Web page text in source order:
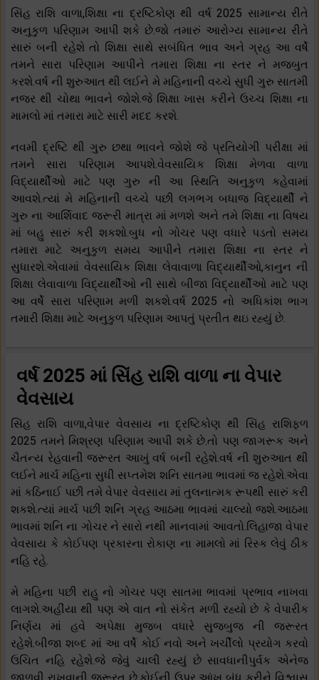
સિંહ રાશિ વાળા,શિક્ષા ના દ્રષ્ટિકોણ થી વર્ષ 2025 સામાન્ય રીતે
અનુકુળ પરિણામ આપી શકે છે.જો તમારું આરોગ્ય સામાન્ય રીતે
સારું બની રહેશે તો શિક્ષા સાથે સબંધિત ભાવ અને ગ્રહ આ વર્ષે
તમને સારા પરિણામ આપીને તમારા શિક્ષા ના સ્તર ને મજબુત
કરશે.વર્ષ ની શુરુઆત થી લઈને મે મહિનાની વચ્ચે સુધી ગુરુ સાતમી
નજર થી ચોથા ભાવને જોશે.જે શિક્ષા ખાસ કરીને ઉચ્ચ શિક્ષા ના
મામલો માં તમારા માટે સારી મદદ કરશે.
નવમી દ્રષ્ટિ થી ગુરુ છથા ભાવને જોશે જે પ્રતિયોગી પરીક્ષા માં
તમને સારા પરિણામ આપશે.વેવસાયિક શિક્ષા મેળવા વાળા
વિદ્યાર્થીઓ માટે પણ ગુરુ ની આ સ્થિતિ અનુકુળ કહેવામાં
આવશે.ત્યાં મે મહિનાની વચ્ચે પછી લગભગ બધાજ વિદ્યાર્થી ને
ગુરુ ના આર્શિવાદ જરૂરી માત્રા માં મળશે અને તમે શિક્ષા ના વિષય
માં બહુ સારું કરી શકશો.બુધ નો ગોચર પણ વધારે પડતો સમય
તમારા માટે અનુકુળ સમય આપીને તમારા શિક્ષા ના સ્તર ને
સુધારશે.એવામાં વેવસાયિક શિક્ષા લેવાવાળા વિદ્યાર્થીઓ,કાનુન ની
શિક્ષા લેવાવાળા વિદ્યાર્થીઓ ની સાથે બીજા વિદ્યાર્થીઓ માટે પણ
આ વર્ષે સારા પરિણામ મળી શકશે.વર્ષ 2025 નો અધિકાંશ ભાગ
તમારી શિક્ષા માટે અનુકુળ પરિણામ આપતું પ્રતીત થઇ રહ્યું છે.
વર્ષ 2025 માં સિંહ રાશિ વાળા ના વેપાર
વેવસાય
સિંહ રાશિ વાળા,વેપાર વેવસાય ના દ્રષ્ટિકોણ થી સિંહ રાશિફળ
2025 તમને મિશ્રણ પરિણામ આપી શકે છે.તો પણ જાગરૂક અને
ચૈતન્ય રેહવાની જરૂરત આખું વર્ષ બની રહેશે.વર્ષ ની શુરુઆત થી
લઈને માર્ચ મહિના સુધી સપ્તમેશ શનિ સાતમા ભાવમાં જ રહેશે.એવા
માં કઠિનાઈ પછી તમે વેપાર વેવસાય માં તુલનાત્મક રૂપથી સારું કરી
શકશે.ત્યાં માર્ચ પછી શનિ ગ્રહ આઠમા ભાવમાં ચાલ્યો જશે.આઠમા
ભાવમાં શનિ ના ગોચર ને સારો નથી માનવામાં આવતો.લિહાજા વેપાર
વેવસાય કે કોઈપણ પ્રકારના રોકાણ ના મામલો માં રિસ્ક લેવું ઠીક
નહિ રહે.
મે મહિના પછી રાહુ નો ગોચર પણ સાતમા ભાવમાં પ્રભાવ નાખવા
લાગશે.અહીંયા થી પણ એ વાત નો સંકેત મળી રહ્યો છે કે વેપારીક
નિર્ણય માં હવે અપેક્ષા મુજબ વધારે સુજ્બુજ ની જરૂરત
રહેશે.બીજા શબ્દ માં આ વર્ષે કોઈ નવો અને ખર્ચીલો પ્રયોગ કરવો
ઉચિત નહિ રહેશે.જે જેવું ચાલી રહ્યું છે સાવધાનીપુર્વક એનેજ